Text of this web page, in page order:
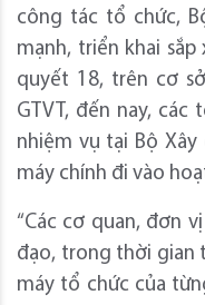
công tác tổ chức,
mạnh, triển khai
quyết 18, trên cơ
GTVT, đến nay, các
nhiệm vụ tại Bộ
máy chính đi vào
“Các cơ quan, đơn
đạo, trong thời gian
máy tổ chức của